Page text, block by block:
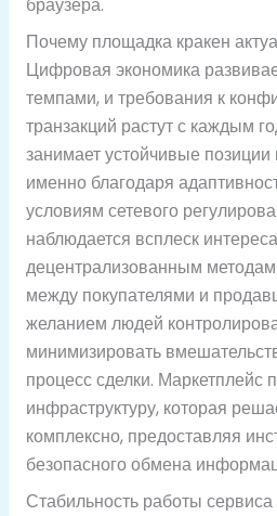
браузера.
Почему площадка кракен
Цифровая экономика
темпами, и требования к
транзакций растут с каждым
занимает устойчивые
именно благодаря
условиям сетевого
наблюдается всплеск
децентрализованным
между покупателями и
желанием людей
минимизировать
процесс сделки. Маркетплейс
инфраструктуру, которая
комплексно, предоставляя
безопасного обмена
Стабильность работы